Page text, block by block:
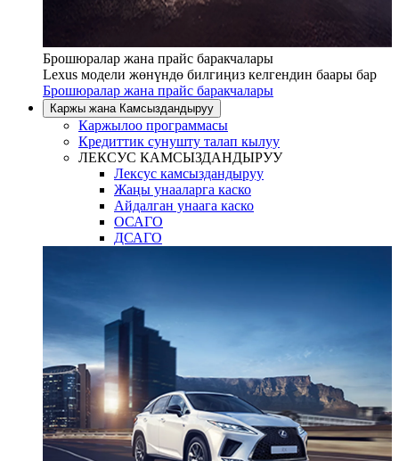
Брошюралар жана прайс баракчалары
Lexus модели жөнүндө билгиңиз келгендин баары бар
Брошюралар жана прайс баракчалары
Каржы жана Камсыздандыруу
Каржылоо программасы
Кредиттик сунушту талап кылуу
ЛЕКСУС КАМСЫЗДАНДЫРУУ
Лексус камсыздандыруу
Жаңы унааларга каско
Айдалган унаага каско
ОСАГО
ДСАГО